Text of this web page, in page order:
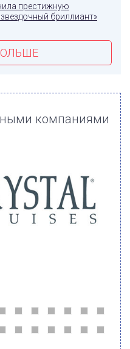
престижную
бриллиант»
компаниями